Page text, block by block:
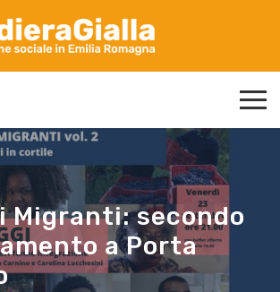
Migranti: secondo
a Porta